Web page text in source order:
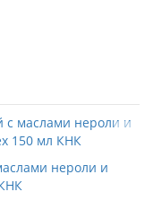
нероли и